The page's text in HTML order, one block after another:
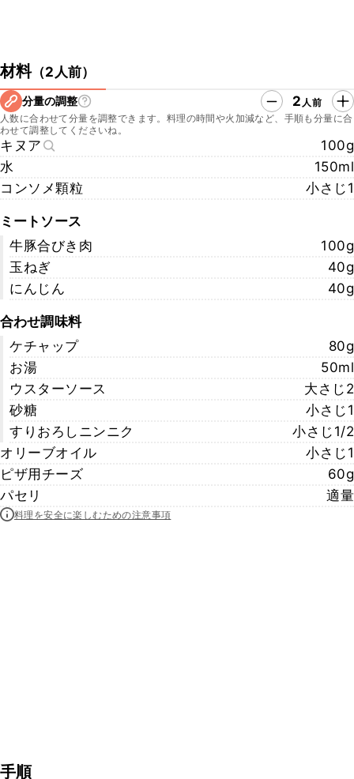
材料（2人前）
分量の調整 2 人前
人数に合わせて分量を調整できます。料理の時間や火加減など、手順も分量に合
わせて調整してくださいね。
キヌア
100g
水
150ml
コンソメ顆粒
小さじ1
ミートソース
牛豚合びき肉
100g
玉ねぎ
40g
にんじん
40g
合わせ調味料
ケチャップ
80g
お湯
50ml
ウスターソース
大さじ2
砂糖
小さじ1
すりおろしニンニク
小さじ1/2
オリーブオイル
小さじ1
ピザ用チーズ
60g
パセリ
適量
料理を安全に楽しむための注意事項
手順